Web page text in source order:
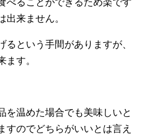
べることができるため楽です
出来ません。
という手間がありますが、
ます。
を温めた場合でも美味しいと
すのでどちらがいいとは言え